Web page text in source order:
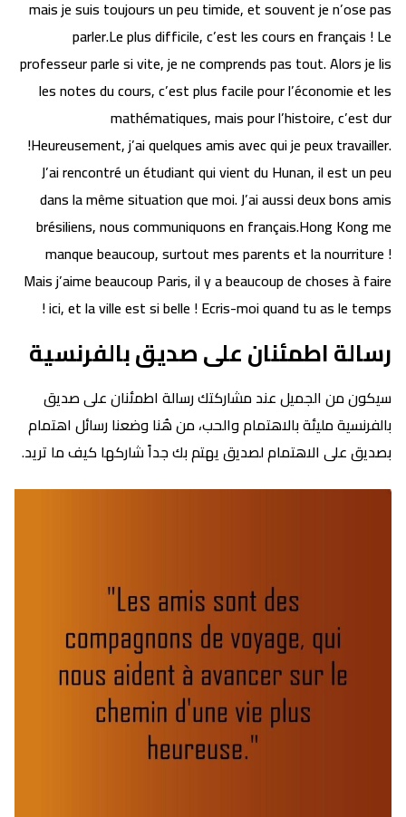
mais je suis toujours un peu timide, et souvent je n’ose pas
parler.Le plus difficile, c’est les cours en français ! Le
professeur parle si vite, je ne comprends pas tout. Alors je lis
les notes du cours, c’est plus facile pour l’économie et les
mathématiques, mais pour l’histoire, c’est dur
!Heureusement, j’ai quelques amis avec qui je peux travailler.
J’ai rencontré un étudiant qui vient du Hunan, il est un peu
dans la même situation que moi. J’ai aussi deux bons amis
brésiliens, nous communiquons en français.Hong Kong me
manque beaucoup, surtout mes parents et la nourriture !
Mais j’aime beaucoup Paris, il y a beaucoup de choses à faire
ici, et la ville est si belle ! Ecris-moi quand tu as le temps !
رسالة اطمئنان على صديق بالفرنسية
سيكون من الجميل عند مشاركتك رسالة اطمئنان على صديق
بالفرنسية مليئة بالاهتمام والحب، من هُنا وضعنا رسائل اهتمام
بصديق على الاهتمام لصديق يهتم بك جداً شاركها كيف ما تريد.